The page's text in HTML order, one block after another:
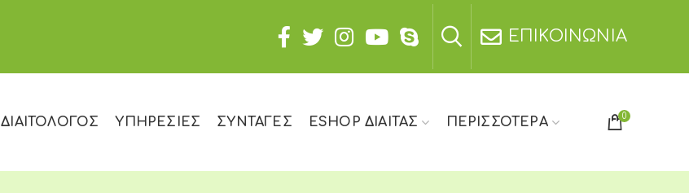
ΕΠΙΚΟΙΝΩΝΙΑ
ΔΙΑΙΤΟΛΟΓΟΣ ΥΠΗΡΕΣΙΕΣ ΣΥΝΤΑΓΕΣ ESHOP ΔΙΑΙΤΑΣ ΠΕΡΙΣΣΟΤΕΡΑ 0